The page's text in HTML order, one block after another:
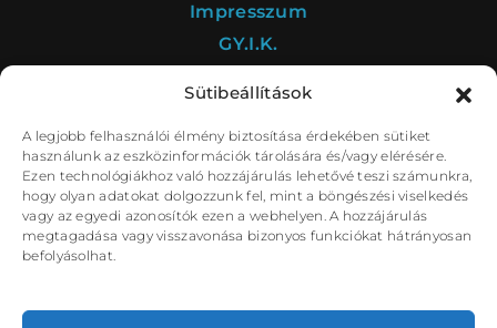
Sütibeállítások
A legjobb felhasználói élmény biztosítása érdekében sütiket
használunk az eszközinformációk tárolására és/vagy elérésére.
Ezen technológiákhoz való hozzájárulás lehetővé teszi számunkra,
hogy olyan adatokat dolgozzunk fel, mint a böngészési viselkedés
vagy az egyedi azonosítók ezen a webhelyen. A hozzájárulás
megtagadása vagy visszavonása bizonyos funkciókat hátrányosan
befolyásolhat.
PROJEKTEK
DRÁMA E-LEARNING
SZÍNHÁZ
MINDENKINEK
WEBSHOP
Impresszum
GY.I.K.
A Déryné Program kultúrstratégiai intézménye a
Nemzeti Színház.